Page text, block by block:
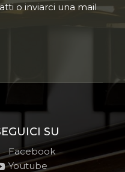
o inviarci una mail
SU
Facebook
Youtube